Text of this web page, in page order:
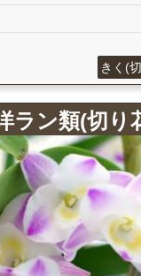
きく(
ラン類(切り